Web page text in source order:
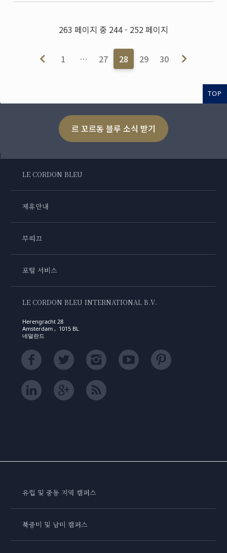
263 페이지 중 244 - 252 페이지
1 … 27 28 29 30
TOP
르 꼬르동 블루 소식 받기
LE CORDON BLEU
제휴안내
부띠끄
포털 서비스
LE CORDON BLEU INTERNATIONAL B.V.
Herengracht 28
Amsterdam , 1015 BL
네덜란드
유럽 및 중동 지역 캠퍼스
북중미 및 남미 캠퍼스